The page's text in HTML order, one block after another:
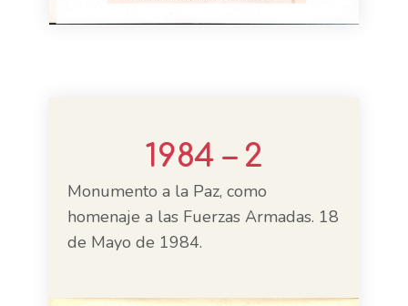
1984 – 2
Monumento a la Paz, como
homenaje a las Fuerzas Armadas. 18
de Mayo de 1984.